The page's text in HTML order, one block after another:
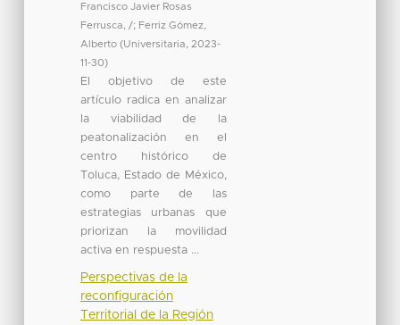
Francisco Javier Rosas
Ferrusca, /; Ferriz Gómez,
Alberto (Universitaria
2023-
11-30)
El objetivo de este
artículo radica en analizar
la viabilidad de la
peatonalización en el
centro histórico de
Toluca, Estado de México,
como parte de las
estrategias urbanas que
priorizan la movilidad
activa en respuesta ...
Perspectivas de la
reconfiguración
Territorial de la Región